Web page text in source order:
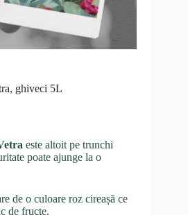
ghiveci 5L
este altoit pe trunchi
poate ajunge la o
de o culoare roz cireașă ce
de fructe.